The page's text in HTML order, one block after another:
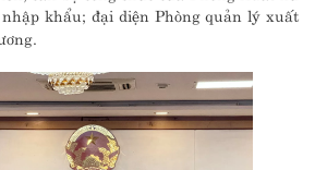
khẩu; đại diện Phòng quản lý xuất